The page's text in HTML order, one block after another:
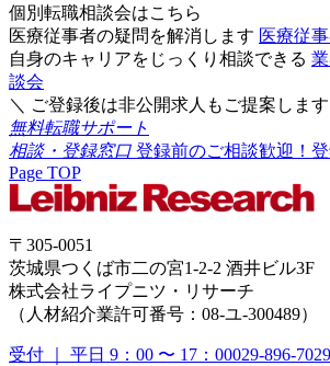
個別転職相談会はこちら
医療従事者の疑問を解消します 医療従
自身のキャリアをじっくり相談できる
談会
＼ ご登録後は非公開求人もご提案します
無料転職サポート
相談・登録窓口 登録前のご相談歓迎！
Page TOP
〒305-0051
茨城県つくば市二の宮1-2-2 酒井ビル3F
株式会社ライプニツ・リサーチ
（人材紹介業許可番号：08-ユ-300489）
受付 ｜ 平日 9：00 〜 17：00029-896-7029